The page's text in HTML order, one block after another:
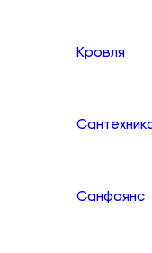
Кровля
Санфаянс